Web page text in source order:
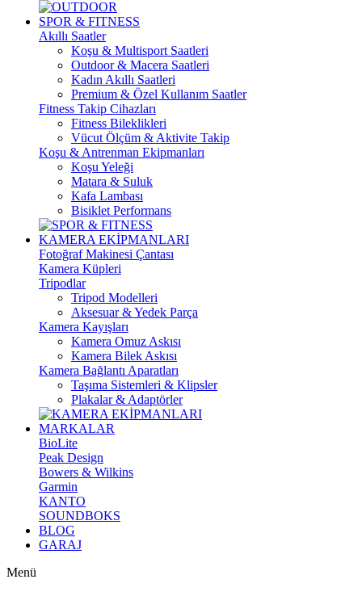
SPOR & FITNESS
Akıllı Saatler
Koşu & Multisport Saatleri
Outdoor & Macera Saatleri
Kadın Akıllı Saatleri
Premium & Özel Kullanım Saatler
Fitness Takip Cihazları
Fitness Bileklikleri
Vücut Ölçüm & Aktivite Takip
Koşu & Antrenman Ekipmanları
Koşu Yeleği
Matara & Suluk
Kafa Lambası
Bisiklet Performans
KAMERA EKİPMANLARI
Fotoğraf Makinesi Çantası
Kamera Küpleri
Tripodlar
Tripod Modelleri
Aksesuar & Yedek Parça
Kamera Kayışları
Kamera Omuz Askısı
Kamera Bilek Askısı
Kamera Bağlantı Aparatları
Taşıma Sistemleri & Klipsler
Plakalar & Adaptörler
MARKALAR
BioLite
Peak Design
Bowers & Wilkins
Garmin
KANTO
SOUNDBOKS
BLOG
GARAJ
Menü